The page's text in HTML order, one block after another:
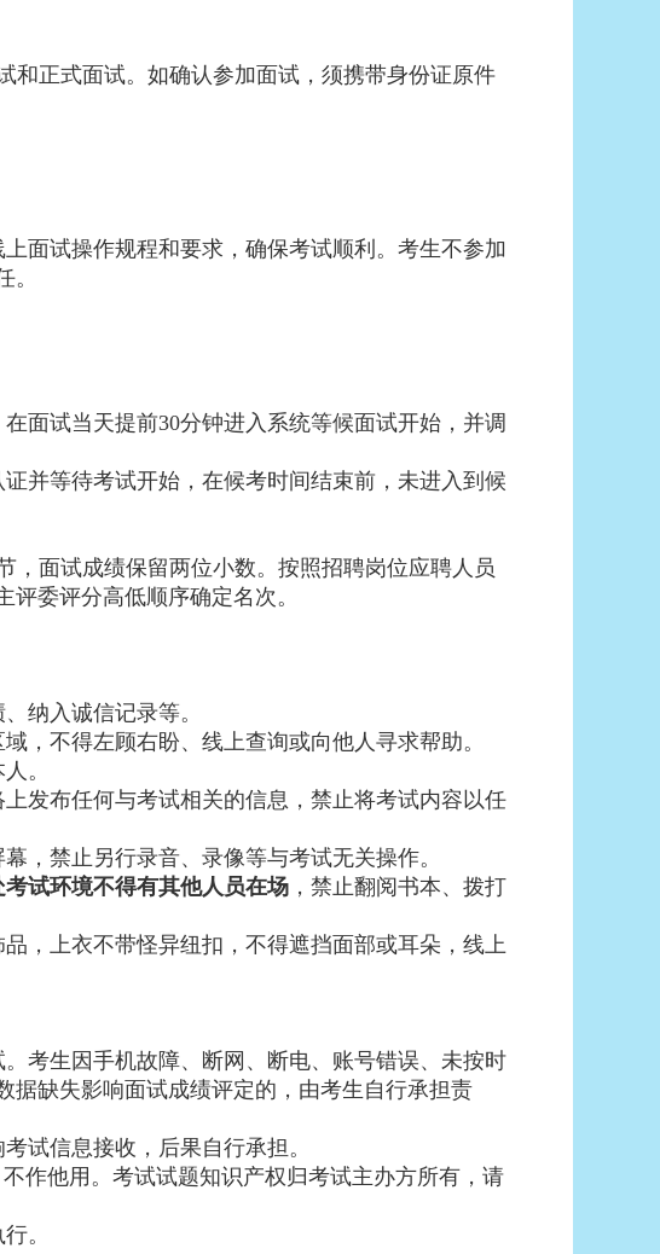
和正式面试。如确认参加面试，须携带身份证原件
面试操作规程和要求，确保考试顺利。考生不参加
面试当天提前30分钟进入系统等候面试开始，并调
并等待考试开始，在候考时间结束前，未进入到候
，面试成绩保留两位小数。按照招聘岗位应聘人员
委评分高低顺序确定名次。
纳入诚信记录等。
，不得左顾右盼、线上查询或向他人寻求帮助。
。
发布任何与考试相关的信息，禁止将考试内容以任
，禁止另行录音、录像等与考试无关操作。
试环境不得有其他人员在场 ，禁止翻阅书本、拨打
，上衣不带怪异纽扣，不得遮挡面部或耳朵，线上
考生因手机故障、断网、断电、账号错误、未按时
据缺失影响面试成绩评定的，由考生自行承担责
试信息接收，后果自行承担。
作他用。考试试题知识产权归考试主办方所有，请
。